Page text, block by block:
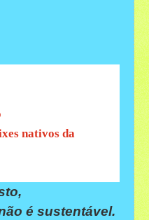
nativos da
é sustentável.